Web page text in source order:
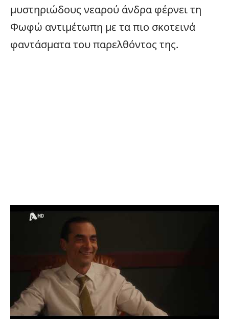
μυστηριώδους νεαρού άνδρα φέρνει τη
Φωφώ αντιμέτωπη με τα πιο σκοτεινά
φαντάσματα του παρελθόντος της.